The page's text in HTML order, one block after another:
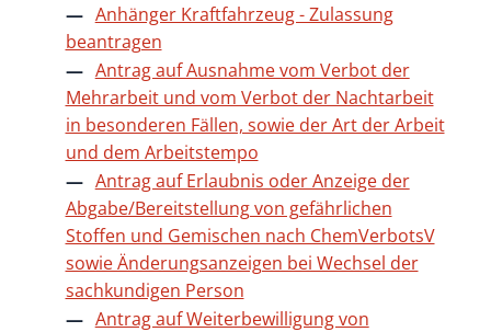
Anhänger Kraftfahrzeug - Zulassung
beantragen
Antrag auf Ausnahme vom Verbot der
Mehrarbeit und vom Verbot der Nachtarbeit
in besonderen Fällen, sowie der Art der Arbeit
und dem Arbeitstempo
Antrag auf Erlaubnis oder Anzeige der
Abgabe/Bereitstellung von gefährlichen
Stoffen und Gemischen nach ChemVerbotsV
sowie Änderungsanzeigen bei Wechsel der
sachkundigen Person
Antrag auf Weiterbewilligung von